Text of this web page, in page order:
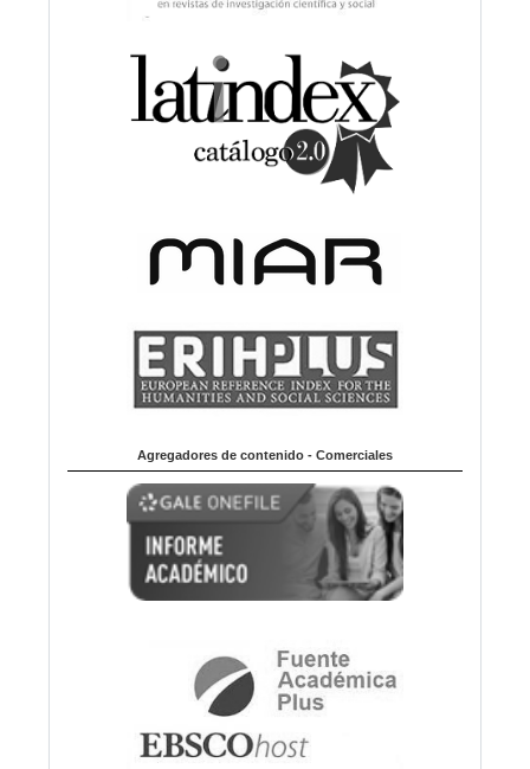
Agregadores de contenido - Comerciales